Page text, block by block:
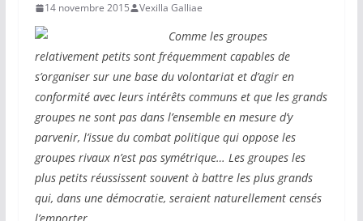
14 novembre 2015 Vexilla Galliae
Comme les groupes
relativement petits sont fréquemment capables de
s’organiser sur une base du volontariat et d’agir en
conformité avec leurs intérêts communs et que les grands
groupes ne sont pas dans l’ensemble en mesure d’y
parvenir, l’issue du combat politique qui oppose les
groupes rivaux n’est pas symétrique… Les groupes les
plus petits réussissent souvent à battre les plus grands
qui, dans une démocratie, seraient naturellement censés